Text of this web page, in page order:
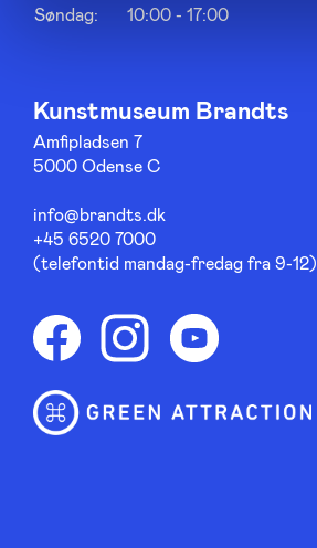
Søndag:
10:00 - 17:00
Kunstmuseum Brandts
Amfipladsen 7
5000 Odense C
info@brandts.dk
+45 6520 7000
(telefontid mandag-fredag fra 9-12)